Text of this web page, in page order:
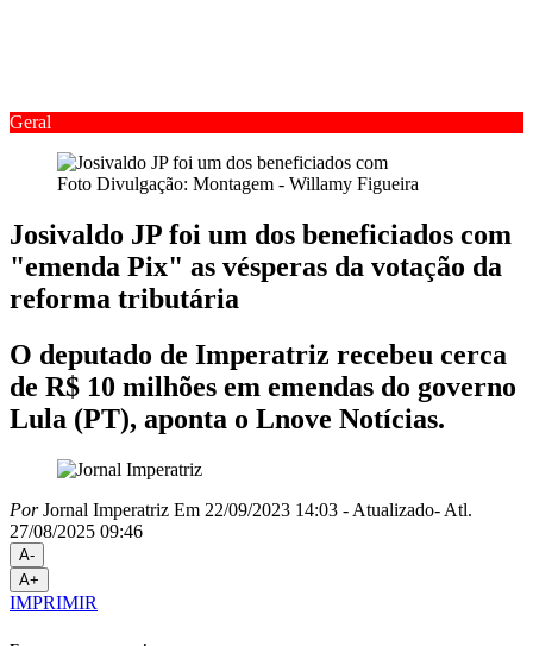
Geral
Foto Divulgação: Montagem - Willamy Figueira
Josivaldo JP foi um dos beneficiados com
"emenda Pix" as vésperas da votação da
reforma tributária
O deputado de Imperatriz recebeu cerca
de R$ 10 milhões em emendas do governo
Lula (PT), aponta o Lnove Notícias.
PorJornal Imperatriz Em 22/09/2023 14:03 - Atualizado- Atl.
27/08/2025 09:46
A-
A+
IMPRIMIR